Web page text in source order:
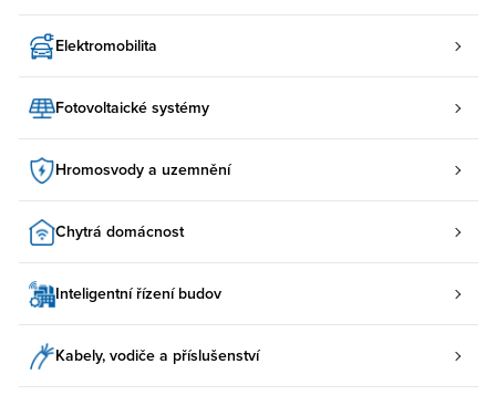
Elektromobilita
Fotovoltaické systémy
Hromosvody a uzemnění
Chytrá domácnost
Inteligentní řízení budov
Kabely, vodiče a příslušenství